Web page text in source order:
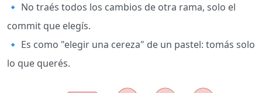
🔹 No traés todos los cambios de otra rama, solo el
commit que elegís.
🔹 Es como "elegir una cereza" de un pastel: tomás solo
lo que querés.